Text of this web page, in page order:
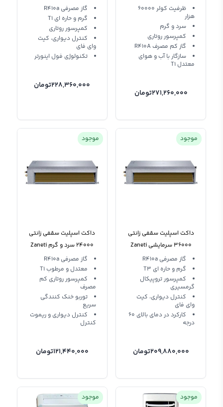
60HD1RANB T1 R410A
ظرفیت کولر 60000
هزار
سرد و گرم
کمپرسور روتاری
گاز کم مصرف R410A
سازگار با آب و هوای
معتدل T1
271,260,000تومان
ZMDA-36HD1RANA R410a
T1
گاز مصرفی R410a
گرم و حاره ای T1
کمپرسور روتاری
کنترل دیواری، کیت
وای فای
تکنولوژی فول اینورتر
228,360,000تومان
موجود
داکت اسپلیت سقفی زانتی
36000 سرمایشی Zaneti
ZMDA-36HD1SANA T3
گاز مصرفی R410a
گرم و حاره ای T3
کمپرسور تروپیکال
گرمسیری
کنترل دیواری، کیت
وای فای
کارکرد در دمای بالای 60
درجه
209,880,000تومان
موجود
داکت اسپلیت سقفی زانتی
24000 سرد و گرم Zaneti
ZMDA-24HD1RANA T1
گاز مصرفی R410a
معتدل و مرطوب T1
کمپرسور روتاری کم
مصرف
توربو خنک کنندگی
سریع
کنترل دیواری و ریموت
کنترل
121,440,000تومان
موجود موجود